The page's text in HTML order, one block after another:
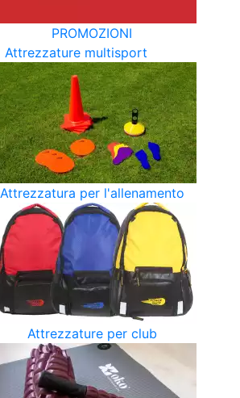
PROMOZIONI
Attrezzature multisport
Attrezzatura per l'allenamento
Attrezzature per club